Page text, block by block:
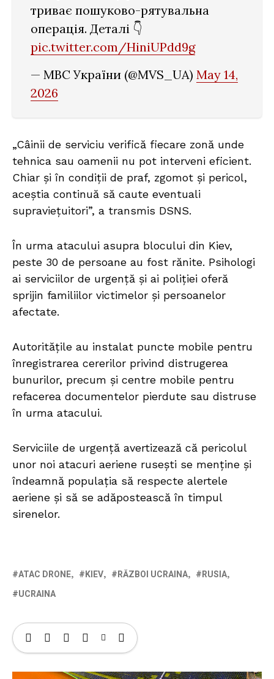
триває пошуково-рятувальна
операція. Деталі 👇
pic.twitter.com/HiniUPdd9g
— МВС України (@MVS_UA) May 14,
2026
„Câinii de serviciu verifică fiecare zonă unde
tehnica sau oamenii nu pot interveni eficient.
Chiar și în condiții de praf, zgomot și pericol,
aceștia continuă să caute eventuali
supraviețuitori”, a transmis DSNS.
În urma atacului asupra blocului din Kiev,
peste 30 de persoane au fost rănite. Psihologi
ai serviciilor de urgență și ai poliției oferă
sprijin familiilor victimelor și persoanelor
afectate.
Autoritățile au instalat puncte mobile pentru
înregistrarea cererilor privind distrugerea
bunurilor, precum și centre mobile pentru
refacerea documentelor pierdute sau distruse
în urma atacului.
Serviciile de urgență avertizează că pericolul
unor noi atacuri aeriene rusești se menține și
îndeamnă populația să respecte alertele
aeriene și să se adăpostească în timpul
sirenelor.
ATAC DRONE KIEV RĂZBOI UCRAINA
RUSIA
UCRAINA